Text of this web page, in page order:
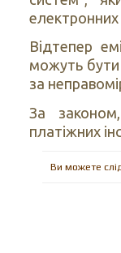
Відтепер
можуть бути
за
За
платіжних
Ви можете